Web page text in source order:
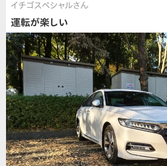
イチゴスペシャルさん
運転が楽しい